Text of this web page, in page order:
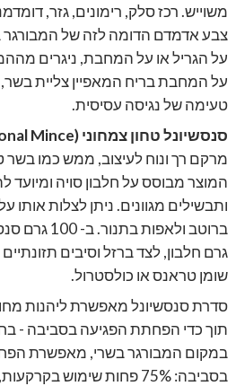
משוייש. רכז סלק, רימונים, גזר,
צבע אדמדם הדומה לזה של המבורגר
על הגריל או על המחבת, ניגרים
על המחבת בריח המאפיין צליית
טעימה של נגיסה עסיסית.
סנסשיונל טחון צמחוני (Mince
מרקם רך ונוח לעיצוב, ממש כמו
המוצר מבוסס על חלבון סויה ומיועד
ותבשילים מגוונים. ניתן לצלות אותו
גרם חלבון, לצד ברזל וסיבים
שומן טראנס או כולסטרול.
סדרת סנסשיונל מאפשרת ליהנות
תוך כדי הפחתת הפגיעה בסביבה -
במקום המבורגר בשרי, מאפשרת